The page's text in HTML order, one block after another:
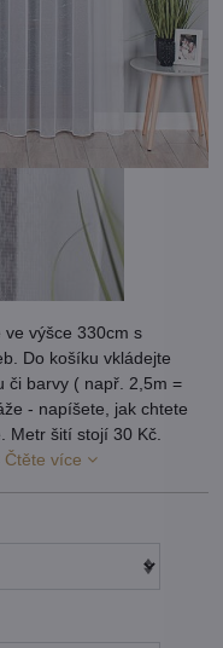
výšce 330cm s
Do košíku vkládejte
či barvy ( např. 2,5m =
- napíšete, jak chtete
Metr šití stojí 30 Kč.
Čtěte více